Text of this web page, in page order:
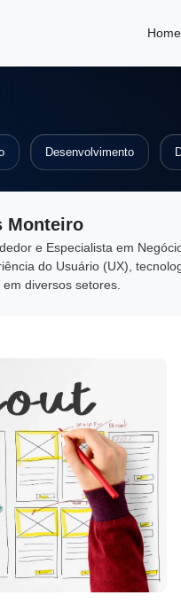
Home
Desenvolvimento
Monteiro
e Especialista em
do Usuário (UX),
diversos setores.